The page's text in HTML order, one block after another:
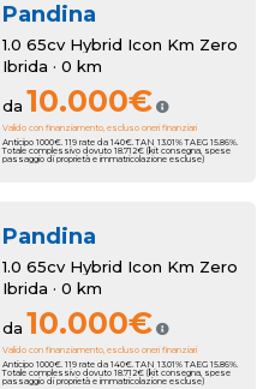
Pandina
1.0 65cv Hybrid Icon Km Zero
Ibrida · 0 km
da 10.000€
Valido con finanziamento, escluso oneri finanziari
Anticipo 1000€. 119 rate da 140€. TAN 13.01% TAEG 15.86%.
Totale complessivo dovuto 18.712€ (kit consegna, spese
passaggio di proprietà e immatricolazione escluse)
Pandina
1.0 65cv Hybrid Icon Km Zero
Ibrida · 0 km
da 10.000€
Valido con finanziamento, escluso oneri finanziari
Anticipo 1000€. 119 rate da 140€. TAN 13.01% TAEG 15.86%.
Totale complessivo dovuto 18.712€ (kit consegna, spese
passaggio di proprietà e immatricolazione escluse)